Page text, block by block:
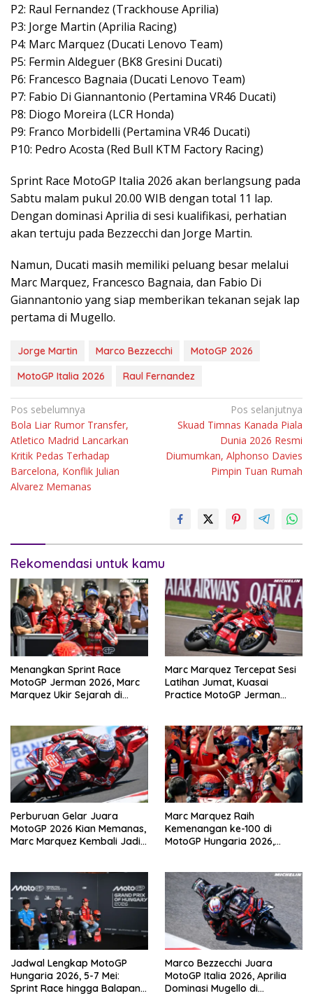
P2: Raul Fernandez (Trackhouse Aprilia)
P3: Jorge Martin (Aprilia Racing)
P4: Marc Marquez (Ducati Lenovo Team)
P5: Fermin Aldeguer (BK8 Gresini Ducati)
P6: Francesco Bagnaia (Ducati Lenovo Team)
P7: Fabio Di Giannantonio (Pertamina VR46 Ducati)
P8: Diogo Moreira (LCR Honda)
P9: Franco Morbidelli (Pertamina VR46 Ducati)
P10: Pedro Acosta (Red Bull KTM Factory Racing)
Sprint Race MotoGP Italia 2026 akan berlangsung pada
Sabtu malam pukul 20.00 WIB dengan total 11 lap.
Dengan dominasi Aprilia di sesi kualifikasi, perhatian
akan tertuju pada Bezzecchi dan Jorge Martin.
Namun, Ducati masih memiliki peluang besar melalui
Marc Marquez, Francesco Bagnaia, dan Fabio Di
Giannantonio yang siap memberikan tekanan sejak lap
pertama di Mugello.
Jorge Martin Marco Bezzecchi
MotoGP 2026
MotoGP Italia 2026
Raul Fernandez
Navigasi
pos
Pos sebelumnya
Bola Liar Rumor Transfer,
Atletico Madrid Lancarkan
Kritik Pedas Terhadap
Barcelona, Konflik Julian
Alvarez Memanas
Pos selanjutnya
Skuad Timnas Kanada Piala
Dunia 2026 Resmi
Diumumkan, Alphonso Davies
Pimpin Tuan Rumah
Rekomendasi untuk kamu
Menangkan Sprint Race
MotoGP Jerman 2026, Marc
Marquez Ukir Sejarah di
Marc Marquez Tercepat Sesi
Latihan Jumat, Kuasai
Practice MotoGP Jerman
Perburuan Gelar Juara
MotoGP 2026 Kian Memanas,
Marc Marquez Kembali Jadi
Marc Marquez Raih
Kemenangan ke-100 di
MotoGP Hungaria 2026,
Jadwal Lengkap MotoGP
Hungaria 2026, 5-7 Mei:
Sprint Race hingga Balapan
Marco Bezzecchi Juara
MotoGP Italia 2026, Aprilia
Dominasi Mugello di